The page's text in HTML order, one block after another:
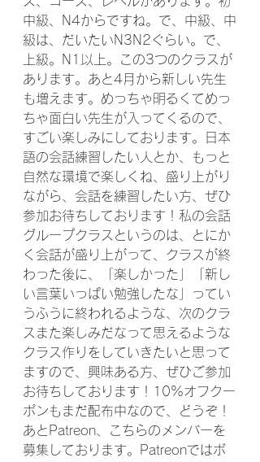
中級、N4からですね。で、中級、中
級は、だいたいN3N2ぐらい。で、
上級。N1以上。この3つのクラスが
あります。あと4月から新しい先生
も増えます。めっちゃ明るくてめっ
ちゃ面白い先生が入ってくるので、
すごい楽しみにしております。日本
語の会話練習したい人とか、もっと
自然な環境で楽しくね、盛り上がり
ながら、会話を練習したい方、ぜひ
参加お待ちしております！私の会話
グループクラスというのは、とにか
く会話が盛り上がって、クラスが終
わった後に、「楽しかった」「新し
い言葉いっぱい勉強したな」ってい
うふうに終われるような、次のクラ
スまた楽しみだなって思えるような
クラス作りをしていきたいと思って
ますので、興味ある方、ぜひご参加
お待ちしております！10%オフクー
ポンもまだ配布中なので、どうぞ！
あとPatreon、こちらのメンバーを
募集しております。Patreonではボ